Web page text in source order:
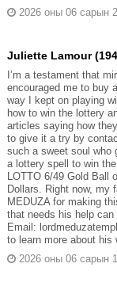
2026 оны 06 сарын
Juliette Lamour
I’m a testament that
encouraged me to buy
way I kept on playing
how to win the lottery
articles saying how
to give it a try by
such a sweet soul who
a lottery spell to win
LOTTO 6/49 Gold Ball
Dollars. Right now, my
MEDUZA for making
that needs his help
Email:
to learn more about his
2026 оны 06 сарын